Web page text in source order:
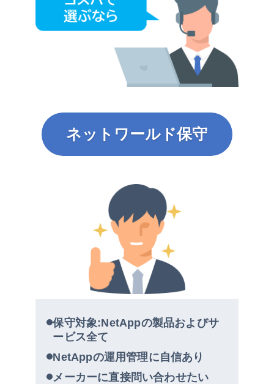
ネットワールド保守
NetApp保守（保守要件で選ぶなら）
保守対象:NetAppの製品およびサ
ービス全て
NetAppの運用管理に自信あり
メーカーに直接問い合わせたい